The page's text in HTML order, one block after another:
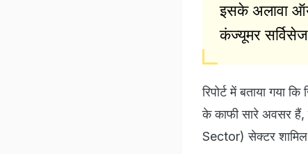
इसके अलावा
कंज्यूमर
रिपोर्ट में बताया गया
के काफी सारे अवसर
Sector) सेक्टर